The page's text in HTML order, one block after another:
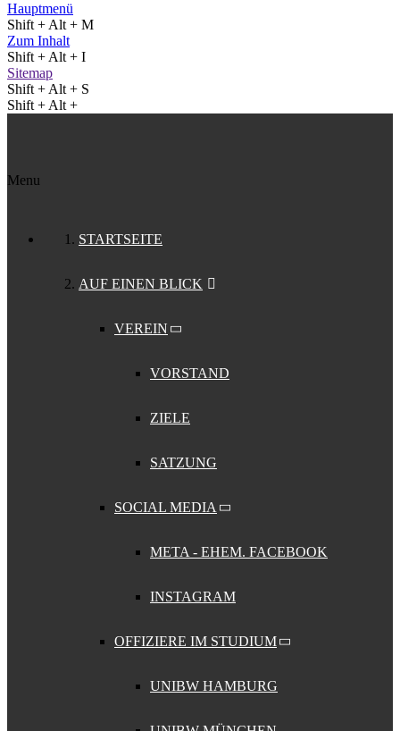
Hauptmenü
Shift + Alt + M
Zum Inhalt
Shift + Alt + I
Sitemap
Shift + Alt + S
Shift + Alt +
Menu
STARTSEITE
AUF EINEN BLICK
VEREIN
VORSTAND
ZIELE
SATZUNG
SOCIAL MEDIA
META - EHEM. FACEBOOK
INSTAGRAM
OFFIZIERE IM STUDIUM
UNIBW HAMBURG